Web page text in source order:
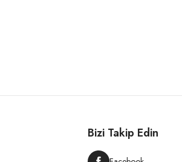
Bizi Takip Edin